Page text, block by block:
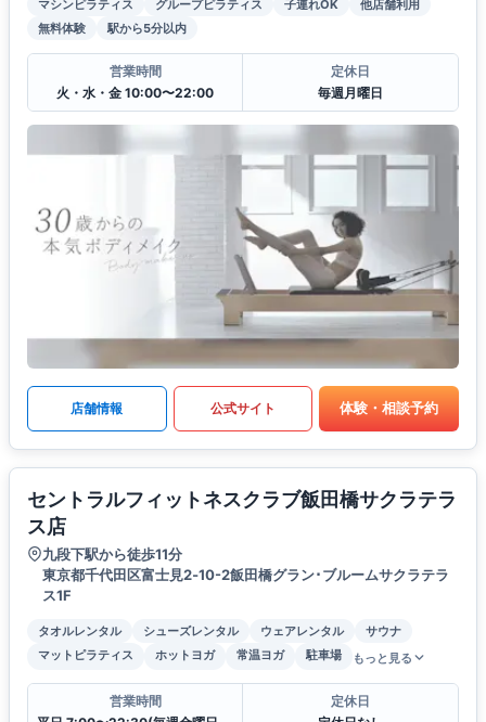
マシンピラティス グループピラティス 子連れOK
他店舗利用
無料体験
駅から5分以内
営業時間
火・水・金 10:00〜22:00
定休日
毎週月曜日
店舗情報 公式サイト 体験・相談予約
セントラルフィットネスクラブ飯田橋サクラテラ
ス店
九段下駅から徒歩11分
東京都千代田区富士見2‐10-2飯田橋グラン･ブルームサクラテラ
ス1F
タオルレンタル シューズレンタル ウェアレンタル
サウナ
マットピラティス
ホットヨガ 常温ヨガ 駐車場 もっと見る
営業時間
定休日